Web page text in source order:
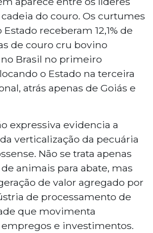
do couro. Os curtumes
receberam 12,1% de
de couro cru bovino
Brasil no primeiro
o Estado na terceira
atrás apenas de Goiás e
expressiva evidencia a
verticalização da pecuária
Não se trata apenas
animais para abate, mas
de valor agregado por
de processamento de
que movimenta
empregos e investimentos.